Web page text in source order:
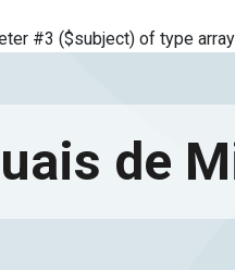
#3 ($subject) of type
de